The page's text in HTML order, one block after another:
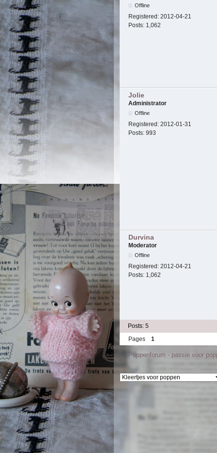
Offline
Registered: 2012-04-21
Posts: 1,062
Jolie
Administrator
Offline
Registered: 2012-01-31
Posts: 993
Durvina
Moderator
Offline
Registered: 2012-04-21
Posts: 1,062
Posts: 5
Pages
1
Poppenforum - passie voor